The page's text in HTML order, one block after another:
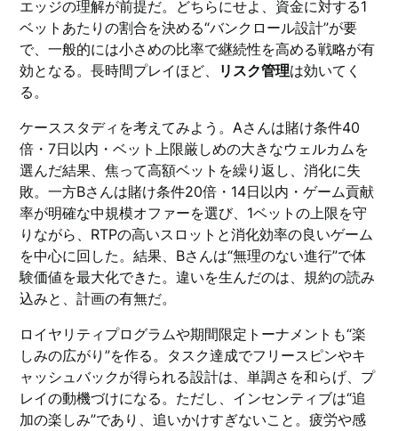
エッジの理解が前提だ。どちらにせよ、資金に対する1
ベットあたりの割合を決める“バンクロール設計”が要
で、一般的には小さめの比率で継続性を高める戦略が有
効となる。長時間プレイほど、
リスク管理は効いてく
る。
ケーススタディを考えてみよう。Aさんは賭け条件40
倍・7日以内・ベット上限厳しめの大きなウェルカムを
選んだ結果、焦って高額ベットを繰り返し、消化に失
敗。一方Bさんは賭け条件20倍・14日以内・ゲーム貢献
率が明確な中規模オファーを選び、1ベットの上限を守
りながら、RTPの高いスロットと消化効率の良いゲーム
を中心に回した。結果、Bさんは“無理のない進行”で体
験価値を最大化できた。違いを生んだのは、規約の読み
込みと、計画の有無だ。
ロイヤリティプログラムや期間限定トーナメントも“楽
しみの広がり”を作る。タスク達成でフリースピンやキ
ャッシュバックが得られる設計は、単調さを和らげ、プ
レイの動機づけになる。ただし、インセンティブは“追
加の楽しみ”であり、追いかけすぎないこと。疲労や感